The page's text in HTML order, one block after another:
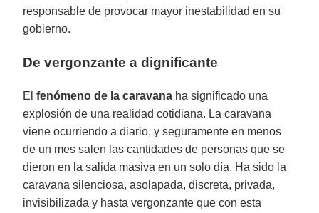
responsable de provocar mayor inestabilidad en su
gobierno.
De vergonzante a dignificante
Elfenómeno de la caravana ha significado una
explosión de una realidad cotidiana. La caravana
viene ocurriendo a diario, y seguramente en menos
de un mes salen las cantidades de personas que se
dieron en la salida masiva en un solo día. Ha sido la
caravana silenciosa, asolapada, discreta, privada,
invisibilizada y hasta vergonzante que con esta